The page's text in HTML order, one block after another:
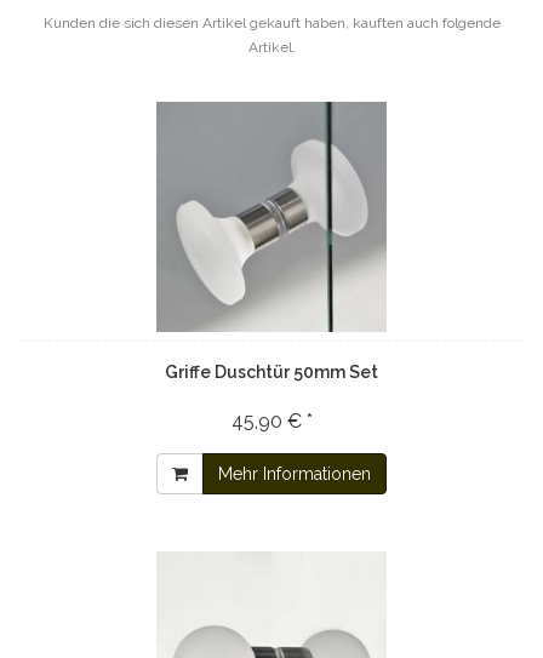
Kunden die sich diesen Artikel gekauft haben, kauften auch folgende
Artikel.
Griffe Duschtür 50mm Set
45,90 € *
Mehr Informationen